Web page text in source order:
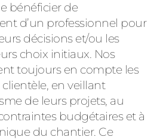
bénéficier de
d’un professionnel pour
décisions et/ou les
choix initiaux. Nos
toujours en compte les
en veillant
de leurs projets, au
budgétaires et à
du chantier. Ce